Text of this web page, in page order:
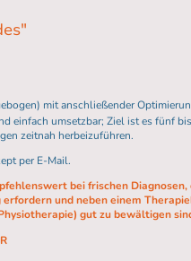
mit anschließender
einfach umsetzbar; Ziel ist es fünf
zeitnah herbeizuführen.
per E-Mail.
bei frischen Diagnosen,
und neben einem
gut zu bewältigen